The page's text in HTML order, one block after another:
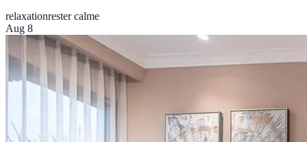
relaxationrester calme
Aug 8